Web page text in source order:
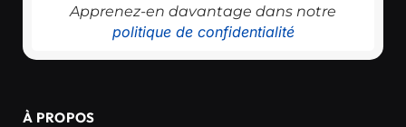
Apprenez-en davantage dans notre
politique de confidentialité
À PROPOS